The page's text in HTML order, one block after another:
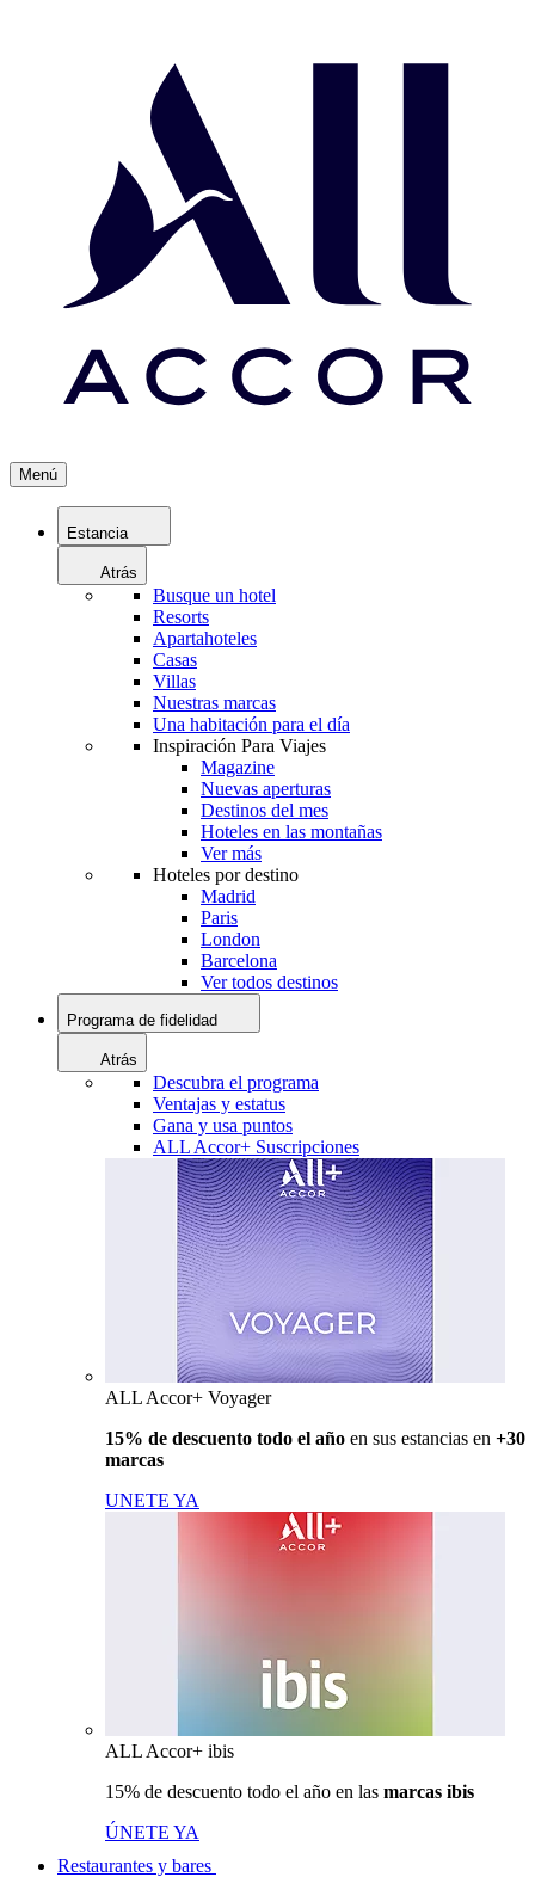
Menú
Estancia
Atrás
Busque un hotel
Resorts
Apartahoteles
Casas
Villas
Nuestras marcas
Una habitación para el día
Inspiración Para Viajes
Magazine
Nuevas aperturas
Destinos del mes
Hoteles en las montañas
Ver más
Hoteles por destino
Madrid
Paris
London
Barcelona
Ver todos destinos
Programa de fidelidad
Atrás
Descubra el programa
Ventajas y estatus
Gana y usa puntos
ALL Accor+ Suscripciones
ALL Accor+ Voyager
15% de descuento todo el año en sus estancias en +30
marcas
UNETE YA
ALL Accor+ ibis
15% de descuento todo el año en las marcas ibis
ÚNETE YA
Restaurantes y bares